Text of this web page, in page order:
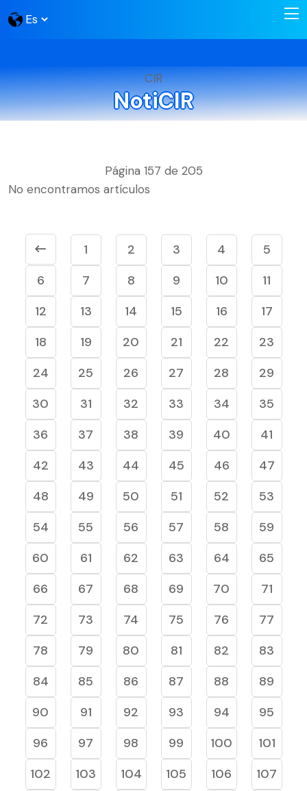
CIR
NotiCIR
Página 157 de 205
No encontramos artículos
1 2 3 4
5
6
7 8 9 10
11
12
13 14 15 16
17
18
19 20 21 22
23
24
25 26 27 28
29
30
31 32 33 34
35
36
37 38 39 40
41
42
43 44 45 46
47
48
49 50 51 52
53
54
55 56 57 58
59
60
61 62 63 64
65
66
67 68 69 70
71
72
73 74 75 76
77
78
79 80 81 82
83
84
85 86 87 88
89
90
91 92 93 94
95
96
97 98 99 100
101
102
103 104 105 106
107